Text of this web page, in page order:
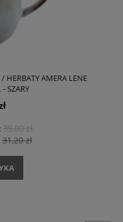
HERBATY AMERA LENE
- SZARY
39,00 zł
31,20 zł